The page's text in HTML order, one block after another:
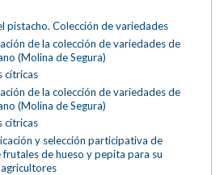
pistacho. Colección de variedades
de la colección de variedades de
(Molina de Segura)
cítricas
de la colección de variedades de
(Molina de Segura)
cítricas
y selección participativa de
de hueso y pepita para su